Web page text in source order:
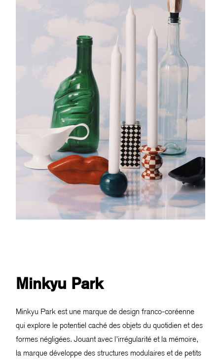
Minkyu Park
Minkyu Park est une marque de design franco-coréenne
qui explore le potentiel caché des objets du quotidien et des
formes négligées. Jouant avec l’irrégularité et la mémoire,
la marque développe des structures modulaires et de petits